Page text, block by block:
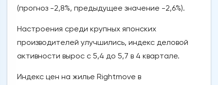
(прогноз -2,8%, предыдущее значение -2,6%).
Настроения среди крупных японских
производителей улучшились, индекс деловой
активности вырос с 5,4 до 5,7 в 4 квартале.
Индекс цен на жилье Rightmove в